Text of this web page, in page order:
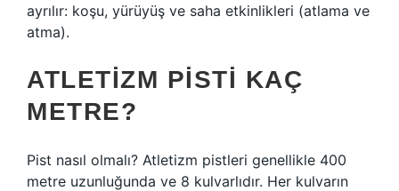
ayrılır: koşu, yürüyüş ve saha etkinlikleri (atlama ve
atma).
ATLETIZM PISTI KAÇ
METRE?
Pist nasıl olmalı? Atletizm pistleri genellikle 400
metre uzunluğunda ve 8 kulvarlıdır. Her kulvarın